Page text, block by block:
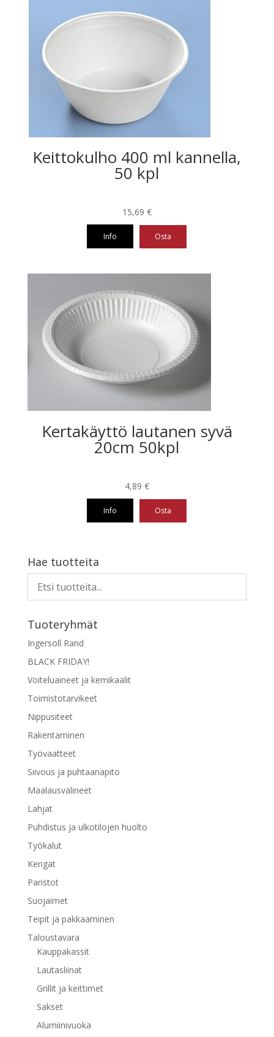
useampi
muunnelma.
tehdä
valinnat
Keittokulho 400 ml kannella,
50 kpl
15,69 €
Info Osta
Kertakäyttö lautanen syvä
20cm 50kpl
4,89 €
Info Osta
Hae tuotteita
Tuoteryhmät
Ingersoll Rand
BLACK FRIDAY!
Voiteluaineet ja kemikaalit
Toimistotarvikeet
Nippusiteet
Rakentaminen
Työvaatteet
Siivous ja puhtaanapito
Maalausvälineet
Lahjat
Puhdistus ja ulkotilojen huolto
Työkalut
Kengät
Paristot
Suojaimet
Teipit ja pakkaaminen
Taloustavara
Kauppakassit
Lautasliinat
Grillit ja keittimet
Sakset
Alumiinivuoka